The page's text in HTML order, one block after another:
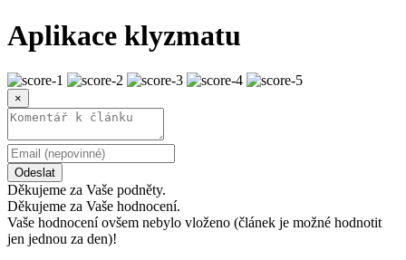
Aplikace klyzmatu
×
Odeslat
Děkujeme za Vaše podněty.
Děkujeme za Vaše hodnocení.
Vaše hodnocení ovšem nebylo vloženo (článek je možné hodnotit
jen jednou za den)!